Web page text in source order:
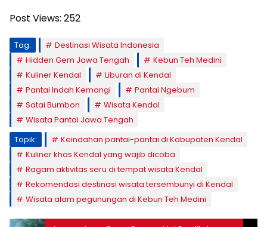
Post Views: 252
Tag:
Destinasi Wisata Indonesia
Hidden Gem Jawa Tengah
Kebun Teh Medini
Kuliner Kendal
Liburan di Kendal
Pantai Indah Kemangi
Pantai Ngebum
Satai Bumbon
Wisata Kendal
Wisata Pantai Jawa Tengah
Topik:
Keindahan pantai-pantai di Kabupaten Kendal
Kuliner khas Kendal yang wajib dicoba
Ragam aktivitas seru di tempat wisata Kendal
Rekomendasi destinasi wisata tersembunyi di Kendal
Wisata alam pegunungan di Kebun Teh Medini